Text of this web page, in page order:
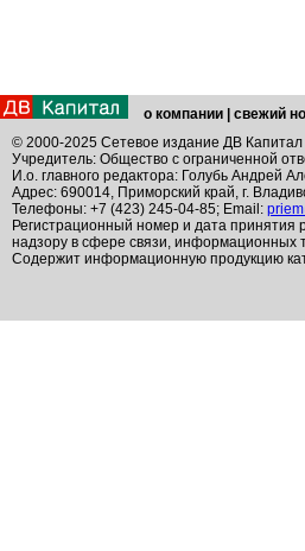
о компании свежий
© 2000-2025 Сетевое издание ДВ Капитал
Учредитель: Общество с ограниченной
И.о. главного редактора: Голубь Андрей
Адрес: 690014, Приморский край, г.
Телефоны: +7 (423) 245-04-85; Email:
Регистрационный номер и дата
надзору в сфере связи, информационных
Содержит информационную продукцию